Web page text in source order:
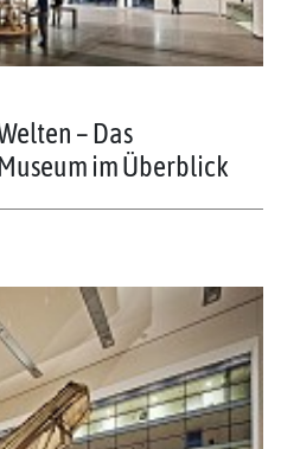
– Das
im Überblick